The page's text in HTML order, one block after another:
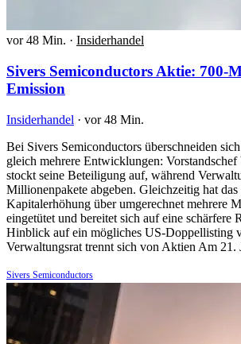
vor 48 Min. · Insiderhandel
Sivers Semiconductors Aktie: 700-
Emission
Insiderhandel · vor 48 Min.
Bei Sivers Semiconductors überschneiden
gleich mehrere Entwicklungen:
stockt seine Beteiligung auf, während
Millionenpakete abgeben. Gleichzeitig hat
Kapitalerhöhung über umgerechnet mehrere
eingetütet und bereitet sich auf eine schärfere
Hinblick auf ein mögliches US-Doppellisting
Verwaltungsrat trennt sich von Aktien Am
Sivers Semiconductors